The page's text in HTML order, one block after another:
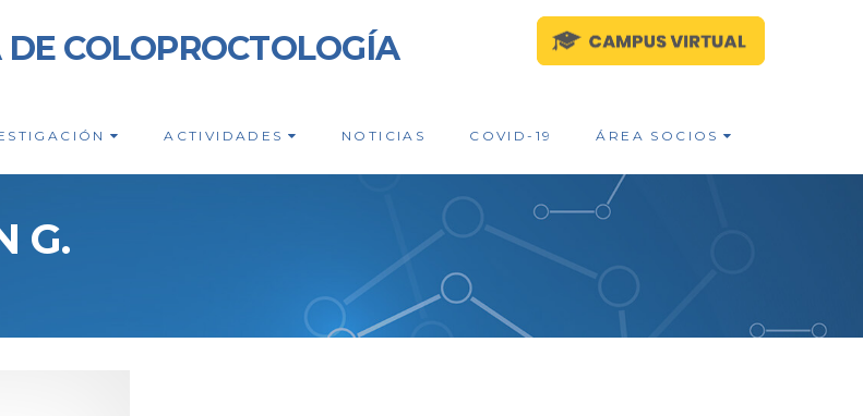
COLOPROCTOLOGÍA
ACTIVIDADES NOTICIAS COVID-19 ÁREA SOCIOS
G.